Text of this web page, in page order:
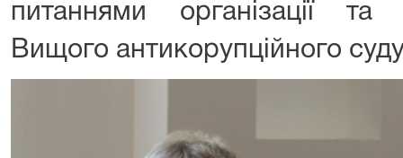
питаннями організації та
Вищого антикорупційного